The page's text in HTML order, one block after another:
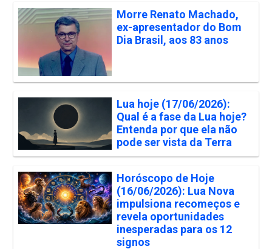
Morre Renato Machado,
ex-apresentador do Bom
Dia Brasil, aos 83 anos
Lua hoje (17/06/2026):
Qual é a fase da Lua hoje?
Entenda por que ela não
pode ser vista da Terra
Horóscopo de Hoje
(16/06/2026): Lua Nova
impulsiona recomeços e
revela oportunidades
inesperadas para os 12
signos